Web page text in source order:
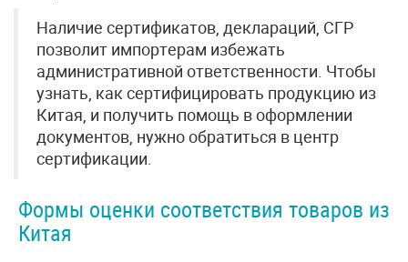
Наличие сертификатов, деклараций, СГР
позволит импортерам избежать
административной ответственности. Чтобы
узнать, как сертифицировать продукцию из
Китая, и получить помощь в оформлении
документов, нужно обратиться в центр
сертификации.
Формы оценки соответствия товаров из
Китая